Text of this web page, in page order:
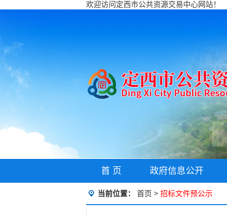
欢迎访问定西市公共资源交易中心网站！
首 页 政府信息公开
当前位置： 首页 > 招标文件预公示